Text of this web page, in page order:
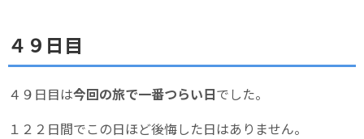
４９日目
４９日目は今回の旅で一番つらい日でした。
１２２日間でこの日ほど後悔した日はありません。